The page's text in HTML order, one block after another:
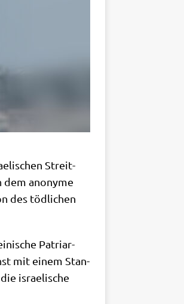
Streit­
dem anony­me
des töd­li­chen
Patri­ar­
mit einem Stan­
israe­li­sche